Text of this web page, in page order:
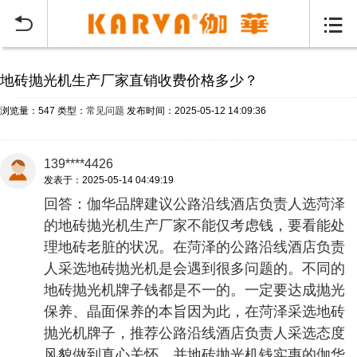
 
地砖抛光机生产厂家直销收费价格多少？
浏览量：547 类型： 常见问题 发布时间：2025-05-12 14:09:36
139****4426
发表于：2025-05-14 04:49:19
回答：伽华品牌建议公路沿线酒店负责人选菏泽
的地砖抛光机生产厂家不能仅考虑钱，要看能处
理地砖老脏的状况。在菏泽的公路沿线酒店负责
人采选地砖抛光机是会遇到很多问题的。不同的
地砖抛光机牌子钱都是不一的。一定要达成抛光
保养、晶面保养的本旨因为此，在菏泽采选地砖
抛光机牌子，推荐公路沿线酒店负责人采选态度